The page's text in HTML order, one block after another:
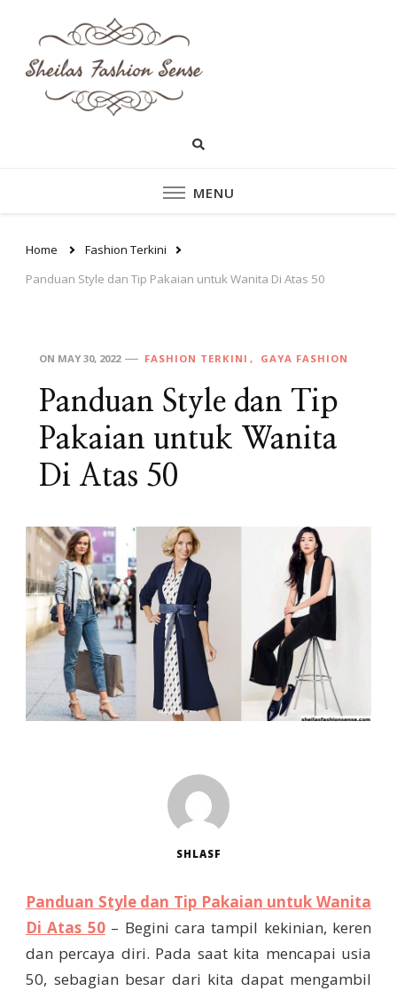
Style dan fashion
MENU
Home
Fashion Terkini
Panduan Style dan Tip Pakaian untuk Wanita Di Atas 50
ON MAY 30, 2022 FASHION TERKINI GAYA FASHION
Panduan Style dan Tip
Pakaian untuk Wanita
Di Atas 50
SHLASF
Panduan Style dan Tip Pakaian untuk Wanita
Di Atas 50– Begini cara tampil kekinian, keren
dan percaya diri. Pada saat kita mencapai usia
50, sebagian besar dari kita dapat mengambil